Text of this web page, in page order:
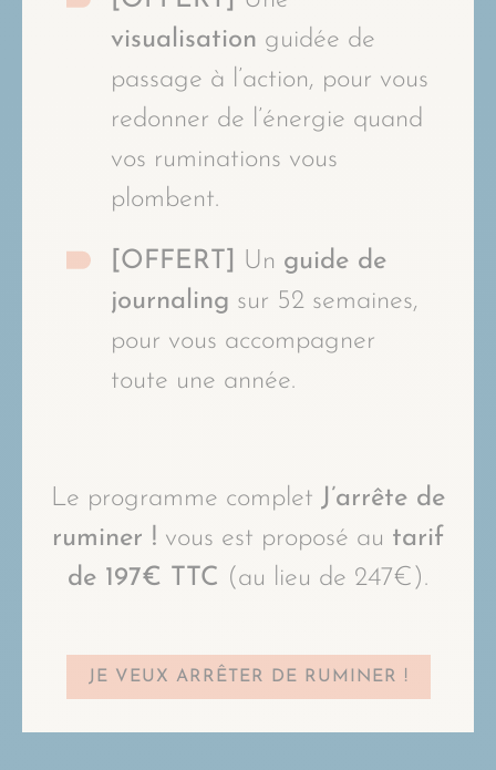
visualisation guidée de
passage à l’action, pour vous
redonner de l’énergie quand
vos ruminations vous
plombent.
[OFFERT] Un guide de
journaling sur 52 semaines,
pour vous accompagner
toute une année.
Le programme complet J’arrête de
ruminer ! vous est proposé au tarif
de 197€ TTC (au lieu de 247€).
JE VEUX ARRÊTER DE RUMINER !